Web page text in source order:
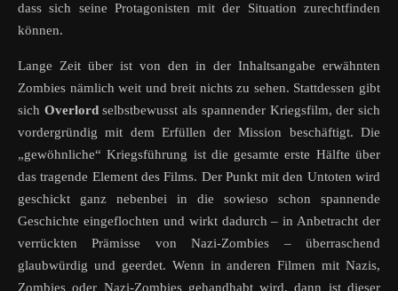
dass sich seine Protagonisten mit der Situation zurechtfinden
können.
Lange Zeit über ist von den in der Inhaltsangabe erwähnten
Zombies nämlich weit und breit nichts zu sehen. Stattdessen gibt
sich Overlordselbstbewusst als spannender Kriegsfilm, der sich
vordergründig mit dem Erfüllen der Mission beschäftigt. Die
„gewöhnliche“ Kriegsführung ist die gesamte erste Hälfte über
das tragende Element des Films. Der Punkt mit den Untoten wird
geschickt ganz nebenbei in die sowieso schon spannende
Geschichte eingeflochten und wirkt dadurch – in Anbetracht der
verrückten Prämisse von Nazi-Zombies – überraschend
glaubwürdig und geerdet. Wenn in anderen Filmen mit Nazis,
Zombies oder Nazi-Zombies gehandhabt wird, dann ist dieser